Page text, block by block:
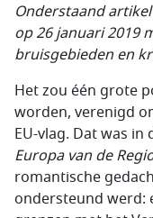
Onderstaand
op 26 januari 2019
bruisgebieden en
Het zou één grote
worden, verenigd
EU-vlag. Dat was
Europa van de
romantische
ondersteund werd: